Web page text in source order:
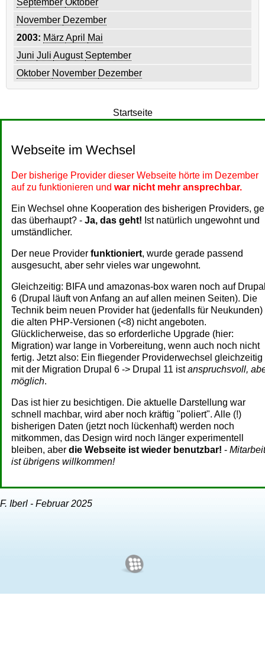
September Oktober
November Dezember
2003: MärzApril
Mai
Juni Juli August September
Oktober November Dezember
Startseite
Webseite im Wechsel
Der bisherige Provider dieser Webseite hörte im Dezember
auf zu funktionieren und war nicht mehr ansprechbar.
Ein Wechsel ohne Kooperation des bisherigen Providers,
das überhaupt? - Ja, das geht! Ist natürlich ungewohnt und
umständlicher.
Der neue Provider funktioniert, wurde gerade passend
ausgesucht, aber sehr vieles war ungewohnt.
Gleichzeitig: BIFA und amazonas-box waren noch auf
6 (Drupal läuft von Anfang an auf allen meinen Seiten). Die
Technik beim neuen Provider hat (jedenfalls für Neukunden)
die alten PHP-Versionen (<8) nicht angeboten.
Glücklicherweise, das so erforderliche Upgrade (hier:
Migration) war lange in Vorbereitung, wenn auch noch nicht
fertig. Jetzt also: Ein fliegender Providerwechsel gleichzeitig
mit der Migration Drupal 6 -> Drupal 11 istanspruchsvoll,
möglich.
Das ist hier zu besichtigen. Die aktuelle Darstellung war
schnell machbar, wird aber noch kräftig "poliert". Alle (!)
bisherigen Daten (jetzt noch lückenhaft) werden noch
mitkommen, das Design wird noch länger experimentell
bleiben, aber die Webseite ist wieder benutzbar! - Mitarbeit
ist übrigens willkommen!
F. Iberl - Februar 2025